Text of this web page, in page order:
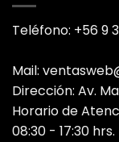
Teléfono: +56 9
Mail:
Dirección: Av.
Horario de
08:30 - 17:30 hrs.